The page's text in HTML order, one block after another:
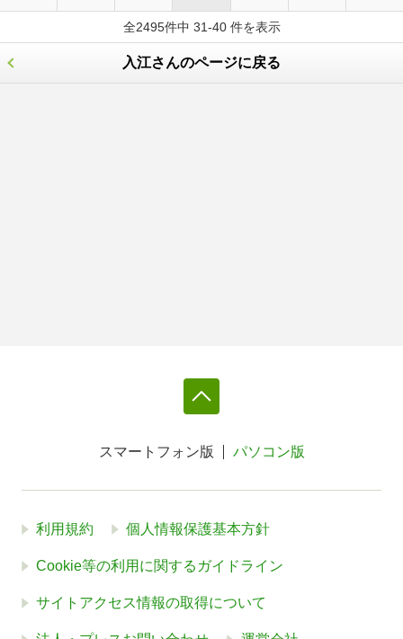
全2495件中 31-40 件を表示
入江さんのページに戻る
スマートフォン版 パソコン版
利用規約 個人情報保護基本方針
Cookie等の利用に関するガイドライン
サイトアクセス情報の取得について